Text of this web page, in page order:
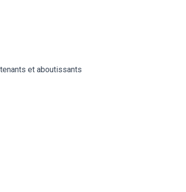
et aboutissants